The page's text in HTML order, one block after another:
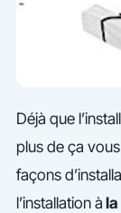
Déjà que
plus de ça
façons
l’installation àla